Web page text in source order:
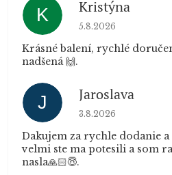
K Kristýna
Hodnocení
5.8.2026
Krásné balení, rychlé
nadšená 🙌.
J Jaroslava
Hodnocení
3.8.2026
Dakujem za rychle dodanie a
velmi ste ma potesili a som
nasla🙏🏻😇.